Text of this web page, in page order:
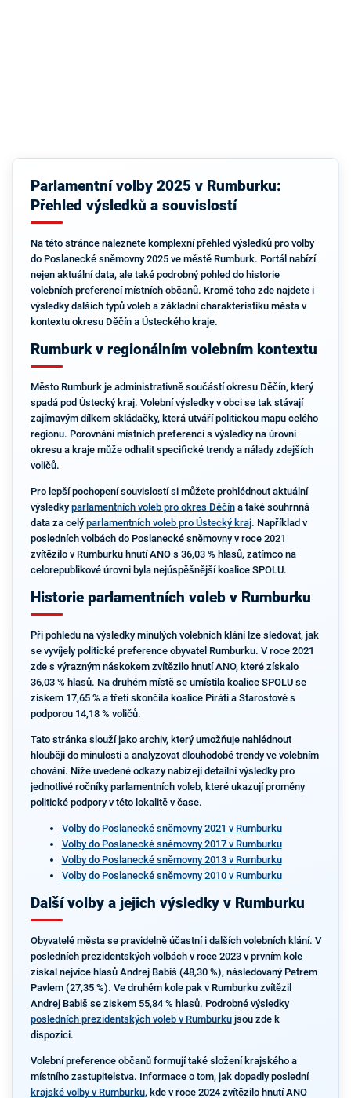
Parlamentní volby 2025 v Rumburku:
Přehled výsledků a souvislostí
Na této stránce naleznete komplexní přehled výsledků pro volby
do Poslanecké sněmovny 2025 ve městě Rumburk. Portál nabízí
nejen aktuální data, ale také podrobný pohled do historie
volebních preferencí místních občanů. Kromě toho zde najdete i
výsledky dalších typů voleb a základní charakteristiku města v
kontextu okresu Děčín a Ústeckého kraje.
Rumburk v regionálním volebním kontextu
Město Rumburk je administrativně součástí okresu Děčín, který
spadá pod Ústecký kraj. Volební výsledky v obci se tak stávají
zajímavým dílkem skládačky, která utváří politickou mapu celého
regionu. Porovnání místních preferencí s výsledky na úrovni
okresu a kraje může odhalit specifické trendy a nálady zdejších
voličů.
Pro lepší pochopení souvislostí si můžete prohlédnout aktuální
výsledky parlamentních voleb pro okres Děčína také souhrnná
data za celý parlamentních voleb pro Ústecký kraj. Například v
posledních volbách do Poslanecké sněmovny v roce 2021
zvítězilo v Rumburku hnutí ANO s 36,03 % hlasů, zatímco na
celorepublikové úrovni byla nejúspěšnější koalice SPOLU.
Historie parlamentních voleb v Rumburku
Při pohledu na výsledky minulých volebních klání lze sledovat, jak
se vyvíjely politické preference obyvatel Rumburku. V roce 2021
zde s výrazným náskokem zvítězilo hnutí ANO, které získalo
36,03 % hlasů. Na druhém místě se umístila koalice SPOLU se
ziskem 17,65 % a třetí skončila koalice Piráti a Starostové s
podporou 14,18 % voličů.
Tato stránka slouží jako archiv, který umožňuje nahlédnout
hlouběji do minulosti a analyzovat dlouhodobé trendy ve volebním
chování. Níže uvedené odkazy nabízejí detailní výsledky pro
jednotlivé ročníky parlamentních voleb, které ukazují proměny
politické podpory v této lokalitě v čase.
Volby do Poslanecké sněmovny 2021 v Rumburku
Volby do Poslanecké sněmovny 2017 v Rumburku
Volby do Poslanecké sněmovny 2013 v Rumburku
Volby do Poslanecké sněmovny 2010 v Rumburku
Další volby a jejich výsledky v Rumburku
Obyvatelé města se pravidelně účastní i dalších volebních klání. V
posledních prezidentských volbách v roce 2023 v prvním kole
získal nejvíce hlasů Andrej Babiš (48,30 %), následovaný Petrem
Pavlem (27,35 %). Ve druhém kole pak v Rumburku zvítězil
Andrej Babiš se ziskem 55,84 % hlasů. Podrobné výsledky
posledních prezidentských voleb v Rumburkujsou zde k
dispozici.
Volební preference občanů formují také složení krajského a
místního zastupitelstva. Informace o tom, jak dopadly poslední
krajské volby v Rumburku, kde v roce 2024 zvítězilo hnutí ANO